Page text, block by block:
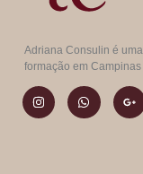
Adriana Consulin é
formação em Campinas